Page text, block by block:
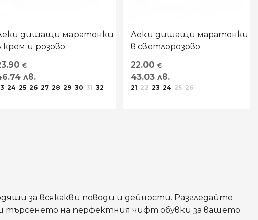
дишащи маратонки
крем и розово
€
лв.
24 25 26 27 28 29 30 31 32
Леки дишащи маратонки
в светлорозово
22.00€
43.03 лв.
21 22 23 24 25 26
за всякакви поводи и дейности. Разгледайте
търсенето на перфектния чифт обувки за вашето